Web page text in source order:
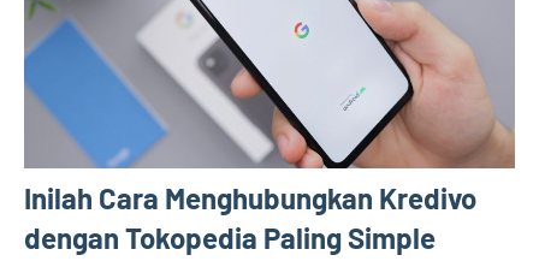
Inilah Cara Menghubungkan Kredivo
dengan Tokopedia Paling Simple